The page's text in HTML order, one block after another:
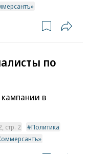
по
в
стр. 2
Политика